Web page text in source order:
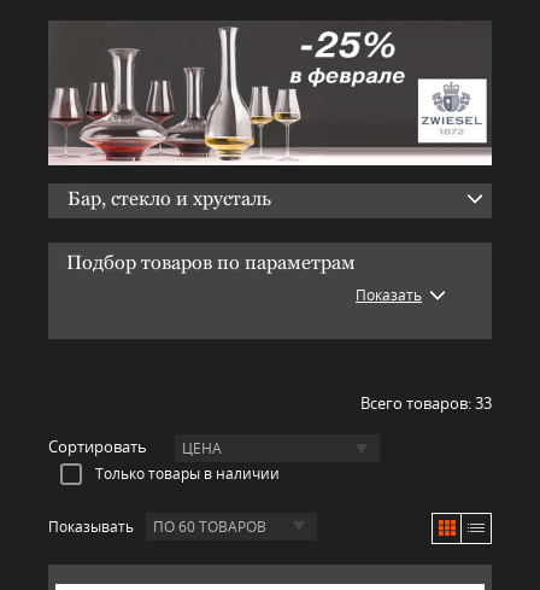
Бар, стекло и хрусталь
Подбор товаров по параметрам
Показать
Всего товаров:33
Сортировать
ЦЕНА
Только товары в наличии
Показывать ПО 60 ТОВАРОВ